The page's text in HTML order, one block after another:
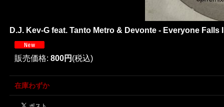
D.J. Kev-G feat. Tanto Metro & Devonte - Everyone Falls
販売価格: 800円 (税込)
在庫わずか